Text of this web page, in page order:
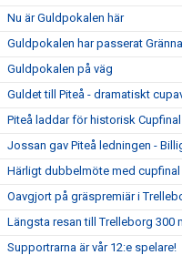
Nu är Guldpokalen här
Guldpokalen har passerat Gränna
Guldpokalen på väg
Guldet till Piteå - dramatiskt
Piteå laddar för historisk
Jossan gav Piteå ledningen -
Härligt dubbelmöte med
Oavgjort på gräspremiär i
Längsta resan till Trelleborg 300
Supportrarna är vår 12:e spelare!